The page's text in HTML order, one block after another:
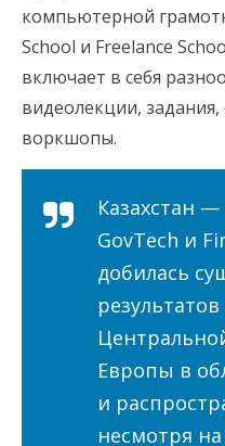
компьютерной
School и Freelance
включает в себя
видеолекции,
воркшопы.
Казахстан
GovTech и
добилась
Европы в
и
несмотря